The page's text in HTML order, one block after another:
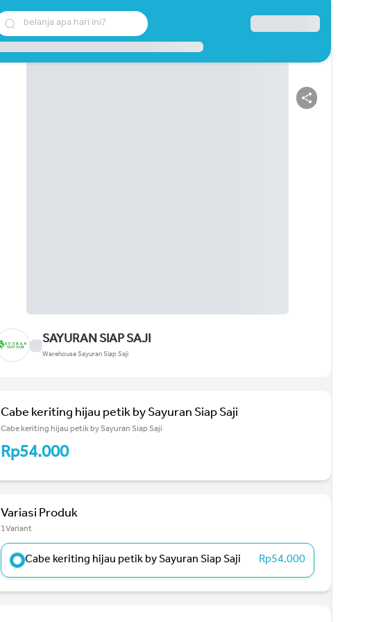
belanja apa hari ini?
SAYURAN SIAP SAJI
Warehouse Sayuran Siap Saji
Cabe keriting hijau petik by Sayuran Siap Saji
Cabe keriting hijau petik by Sayuran Siap Saji
Rp54.000
Variasi Produk
1Variant
Cabe keriting hijau petik by Sayuran Siap Saji Rp54.000